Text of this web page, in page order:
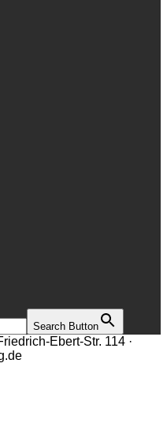
Search Button
Ebert-Str. 114 ·